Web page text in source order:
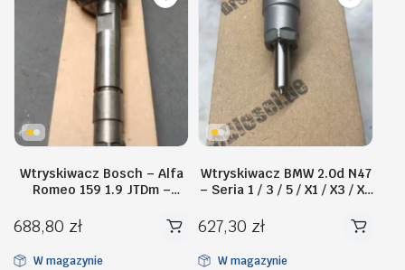
Wtryskiwacz Bosch – Alfa
Romeo 159 1.9 JTDm –
688,80 zł
W magazynie
Wtryskiwacz BMW 2.0d N47
– Seria 1 / 3 / 5 / X1 / X3 / X5
627,30 zł
W magazynie